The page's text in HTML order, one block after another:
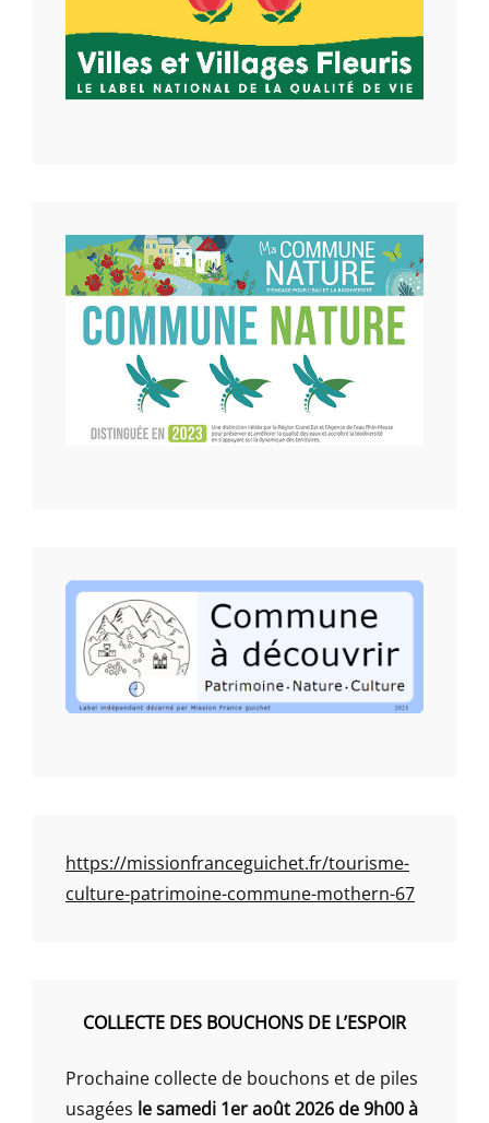
https://missionfranceguichet.fr/tourisme-
culture-patrimoine-commune-mothern-67
COLLECTE DES BOUCHONS DE L’ESPOIR
Prochaine collecte de bouchons et de piles
usagées le samedi 1er août 2026 de 9h00 à